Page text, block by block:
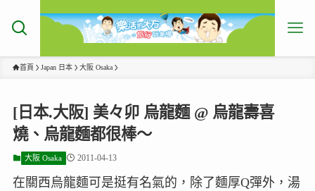
首頁 Japan 日本 大阪 Osaka
[日本.大阪] 美々卯 烏龍麵 @ 烏龍壽喜
燒、烏龍麵都很棒～
大阪 Osaka 2011-04-13
在關西烏龍麵可是挺有名氣的，除了麵厚Q彈外，湯